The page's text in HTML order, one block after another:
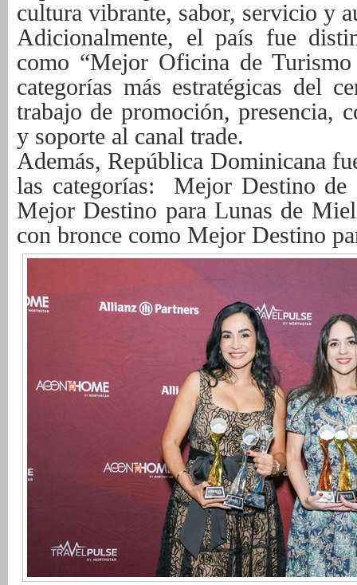
cultura vibrante, sabor, servicio y
Adicionalmente, el país fue
como “Mejor Oficina de
categorías más estratégicas del
trabajo de promoción, presencia,
y soporte al canal trade.
Además, República Dominicana
las categorías: Mejor Destino de
Mejor Destino para Lunas de
con bronce como Mejor Destino